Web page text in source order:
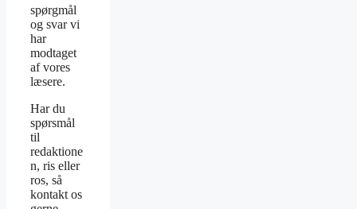
spørgmål
og svar vi
har
modtaget
af vores
læsere.
Har du
spørsmål
til
redaktione
n, ris eller
ros, så
kontakt os